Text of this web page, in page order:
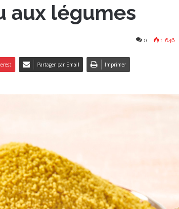
aux légumes
0 1 646
Partager par Email Imprimer